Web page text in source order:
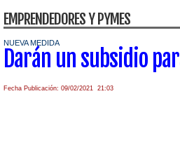
EMPRENDEDORES Y PYMES
NUEVA MEDIDA
Darán un subsidio
Fecha Publicación: 09/02/2021 21:03